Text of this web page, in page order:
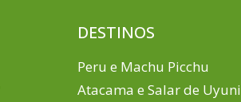
DESTINOS
Peru e Machu Picchu
Atacama e Salar de Uyuni